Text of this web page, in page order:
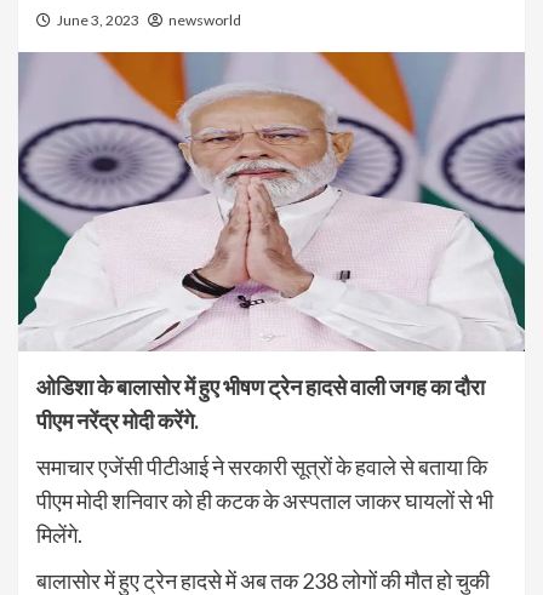
June 3, 2023 newsworld
ओडिशा के बालासोर में हुए भीषण ट्रेन हादसे वाली जगह का दौरा
पीएम नरेंद्र मोदी करेंगे.
समाचार एजेंसी पीटीआई ने सरकारी सूत्रों के हवाले से बताया कि
पीएम मोदी शनिवार को ही कटक के अस्पताल जाकर घायलों से भी
मिलेंगे.
बालासोर में हुए ट्रेन हादसे में अब तक 238 लोगों की मौत हो चुकी